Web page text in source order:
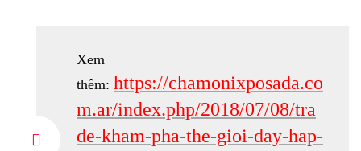
Xem
thêm: https://chamonixposada.co
m.ar/index.php/2018/07/08/tra
de-kham-pha-the-gioi-day-hap-